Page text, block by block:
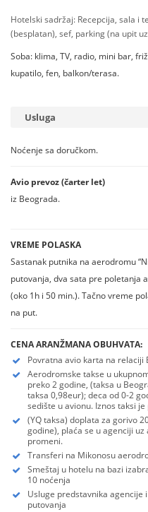
Hotelski sadržaj: Recepcija, sala i
(besplatan), sef, parking (na upit
Soba: klima, TV, radio, mini bar,
kupatilo, fen, balkon/terasa.
Usluga
Noćenje sa doručkom.
Avio prevoz (čarter let)
iz Beograda.
VREME POLASKA
Sastanak putnika na aerodromu
putovanja, dva sata pre poletanja
(oko 1h i 50 min.). Tačno vreme
na put.
CENA ARANŽMANA OBUHVATA:
Povratna avio karta na
Aerodromske takse u
preko 2 godine, (taksa u
taksa 0,98eur); deca od 0-2
sedište u avionu. Iznos taksi
(YQ taksa) doplata za gorivo
godine), plaća se u agenciji
promeni.
Transferi na Mikonosu
Smeštaj u hotelu na bazi
10 noćenja
Usluge predstavnika agencije
putovanja